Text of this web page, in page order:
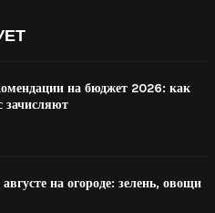
на бюджет 2026: как
зачисляют
на огороде: зелень, овощи